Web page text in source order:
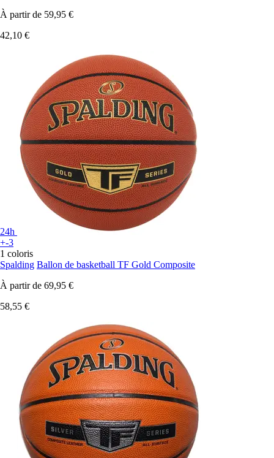
À partir de 59,95 €
42,10 €
24h
+-3
1 coloris
Spalding Ballon de basketball TF Gold Composite
À partir de 69,95 €
58,55 €